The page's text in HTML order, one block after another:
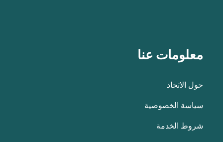
معلومات عنا
حول الاتحاد
سياسة الخصوصية
شروط الخدمة